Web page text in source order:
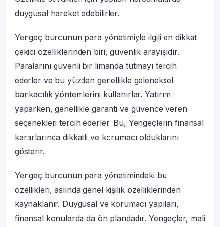
duygusal hareket edebilirler.
Yengeç burcunun para yönetimiyle ilgili en dikkat
çekici özelliklerinden biri, güvenlik arayışıdır.
Paralarını güvenli bir limanda tutmayı tercih
ederler ve bu yüzden genellikle geleneksel
bankacılık yöntemlerini kullanırlar. Yatırım
yaparken, genellikle garanti ve güvence veren
seçenekleri tercih ederler. Bu, Yengeçlerin finansal
kararlarında dikkatli ve korumacı olduklarını
gösterir.
Yengeç burcunun para yönetimindeki bu
özellikleri, aslında genel kişilik özelliklerinden
kaynaklanır. Duygusal ve korumacı yapıları,
finansal konularda da ön plandadır. Yengeçler, mali